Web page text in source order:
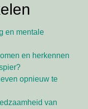
en mentale
en herkennen
opnieuw te
van